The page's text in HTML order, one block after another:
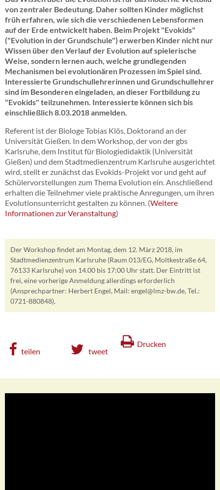
von zentraler Bedeutung. Daher sollten Kinder möglichst
früh erfahren, wie sich die verschiedenen Lebensformen
auf der Erde entwickelt haben. Beim Projekt "Evokids"
("Evolution in der Grundschule") erwerben Kinder nicht nur
Wissen über den Verlauf der Evolution auf spielerische
Weise, sondern lernen auch, welche grundlegenden
Mechanismen bei evolutionären Prozessen im Spiel sind.
Interessierte Grundschullehrerinnen und Grundschullehrer
sind im Besonderen eingeladen, an dieser Fortbildung zu
"Evokids" teilzunehmen. Interessierte können sich bis
einschließlich 8.03.2018 anmelden.
Referent ist der Biologe Tobias Klös, Doktorand an der
Universität Gießen. In dem Workshop, der von der gbs
Karlsruhe, dem Institut für Biologiedidaktik (Universität
Gießen) und dem Stadtmedienzentrum Karlsruhe ausgerichtet
wird, stellt er zunächst das Evokids-Projekt vor und geht auf
Schülervorstellungen zum Thema Evolution ein. Anschließend
erhalten die Teilnehmer viele praktische Anregungen, um ihren
Evolutionsunterricht gestalten zu können. (Weitere
Informationen zur Veranstaltung)
Der Workshop findet am Montag, dem 12. März 2018, im
Stadtmedienzentrum Karlsruhe (Raum 013/EG, Moltkestraße 64,
76133 Karlsruhe) von 14.00 bis 17:00 Uhr statt. Der Eintritt ist
frei, eine vorherige Anmeldung allerdings erforderlich
(Ansprechpartner: Herbert Engel, Mail: engel@lmz-bw.de, Tel.:
0721-880848).
Drucken
teilen
tweet